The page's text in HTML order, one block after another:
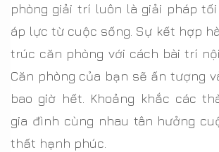
phòng giải trí luôn là giải pháp
áp lực từ cuộc sống. Sự kết hợp
trúc căn phòng với cách bài trí
Căn phòng của bạn sẽ ấn tượng
bao giờ hết. Khoảng khắc các
gia đình cùng nhau tân hưởng
thất hạnh phúc.